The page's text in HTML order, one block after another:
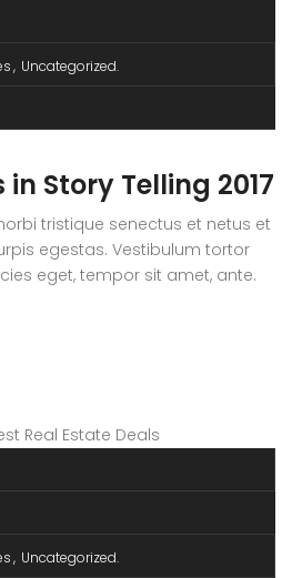
Uncategorized
Story Telling 2017
tristique senectus et netus et
egestas. Vestibulum tortor
eget, tempor sit amet, ante.
placerat eleifend leo.
Uncategorized